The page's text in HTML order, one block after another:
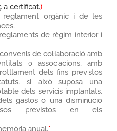
a certificat.)
reglament orgànic i de les
de règim interior i
de col·laboració amb
o associacions, amb
dels fins previstos
si això suposa una
dels servicis implantats,
gastos o una disminució
previstos en els
anual.*